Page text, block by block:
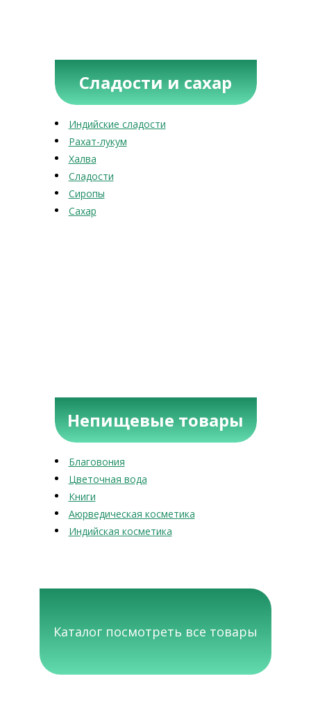
Сладости и сахар
Индийские сладости
Рахат-лукум
Халва
Сладости
Сиропы
Сахар
Непищевые товары
Благовония
Цветочная вода
Книги
Аюрведическая косметика
Индийская косметика
Каталог посмотреть все товары